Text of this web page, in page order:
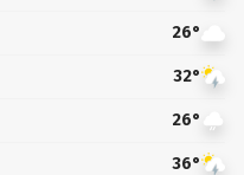
26°
32°
26°
36°